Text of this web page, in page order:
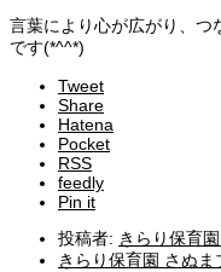
言葉により心が広がり、つ
です(*^^*)
Tweet
Share
Hatena
Pocket
RSS
feedly
Pin it
投稿者: きらり保育
きらり保育園 さぬま